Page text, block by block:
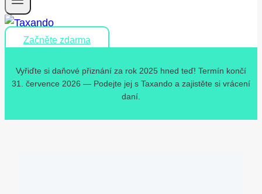
Začněte zdarma
Vyřiďte si daňové přiznání za rok 2025 hned teď! Termín končí
31. července 2026 — Podejte jej s Taxando a zajistěte si vrácení
daní.